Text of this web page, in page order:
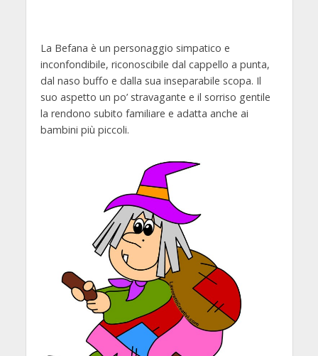
La Befana è un personaggio simpatico e
inconfondibile, riconoscibile dal cappello a punta,
dal naso buffo e dalla sua inseparabile scopa. Il
suo aspetto un po’ stravagante e il sorriso gentile
la rendono subito familiare e adatta anche ai
bambini più piccoli.